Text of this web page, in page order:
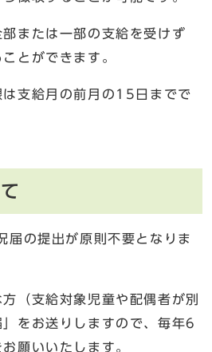
または一部の支給を受けず
とができます。
は支給月の前月の15日までで
届の提出が原則不要となりま
（支給対象児童や配偶者が別
をお送りしますので、毎年6
願いいたします。